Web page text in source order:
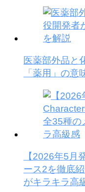
医薬部外品と
「薬用」の意
【2026年5月
ース2を徹底
がキラキラ高